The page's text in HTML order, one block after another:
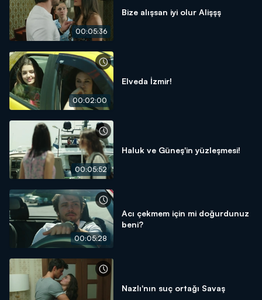
00:05:36
Bize alışsan iyi olur Alişşş
00:02:00
Elveda İzmir!
00:05:52
Haluk ve Güneş'in yüzleşmesi!
00:05:28
Acı çekmem için mi doğurdunuz
beni?
Nazlı'nın suç ortağı Savaş